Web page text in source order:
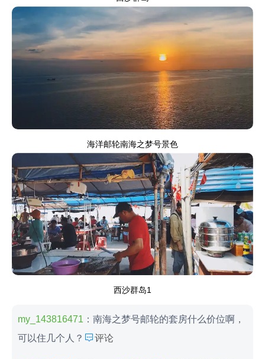
海洋邮轮南海之梦号景色
西沙群岛1
my_143816471 ：南海之梦号邮轮的套房什么价位啊，
可以住几个人？ 评论